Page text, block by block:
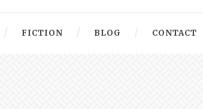
FICTION BLOG CONTACT